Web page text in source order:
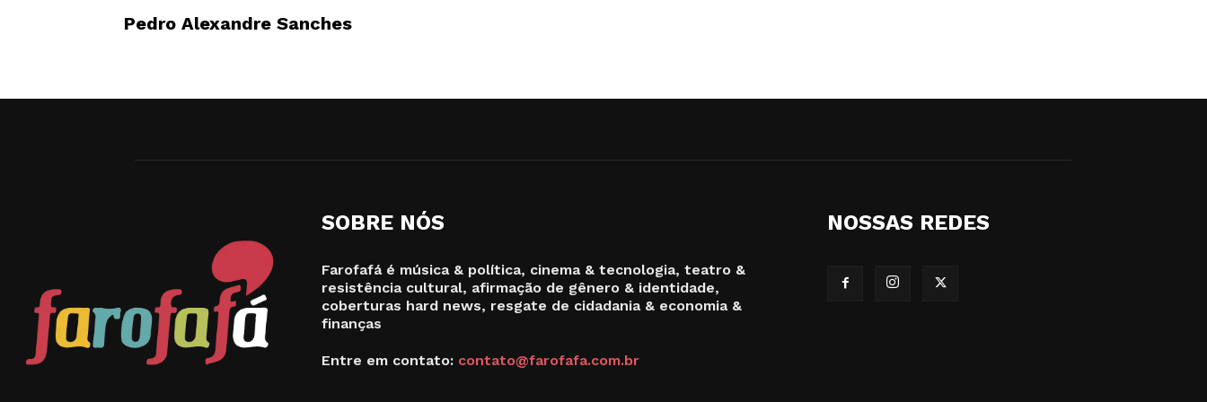
Pedro Alexandre Sanches
SOBRE NÓS
Farofafá é música & política, cinema & tecnologia, teatro &
resistência cultural, afirmação de gênero & identidade,
coberturas hard news, resgate de cidadania & economia &
finanças
Entre em contato: contato@farofafa.com.br
NOSSAS REDES